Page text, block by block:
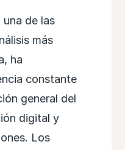
una de las
más
ha
constante
general del
digital y
Los